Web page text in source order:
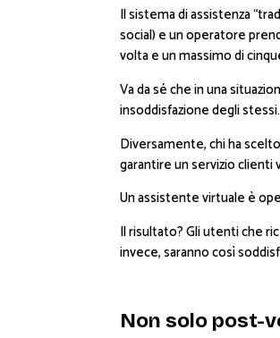
Il sistema di assistenza
social) e un operatore
volta e un massimo di
Va da sé che in una
insoddisfazione degli stessi.
Diversamente, chi ha
garantire un servizio
Un assistente virtuale è
Il risultato? Gli utenti che
invece, saranno così
Non solo post-